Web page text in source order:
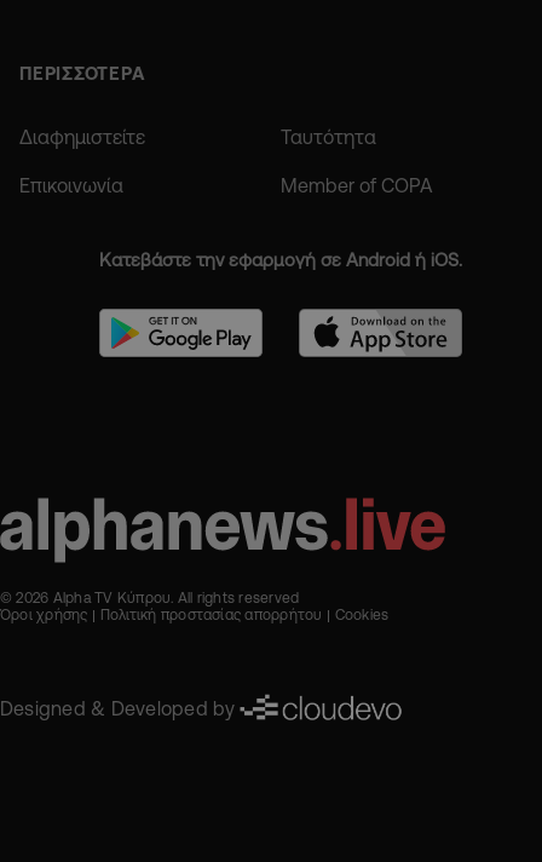
ΠΕΡΙΣΣΟΤΕΡΑ
Διαφημιστείτε Ταυτότητα
Επικοινωνία Member of COPA
Κατεβάστε την εφαρμογή σε Android ή iOS.
© 2026 Alpha TV Κύπρου. All rights reserved
Όροι χρήσης
Πολιτική προστασίας απορρήτου Cookies
Designed & Developed by